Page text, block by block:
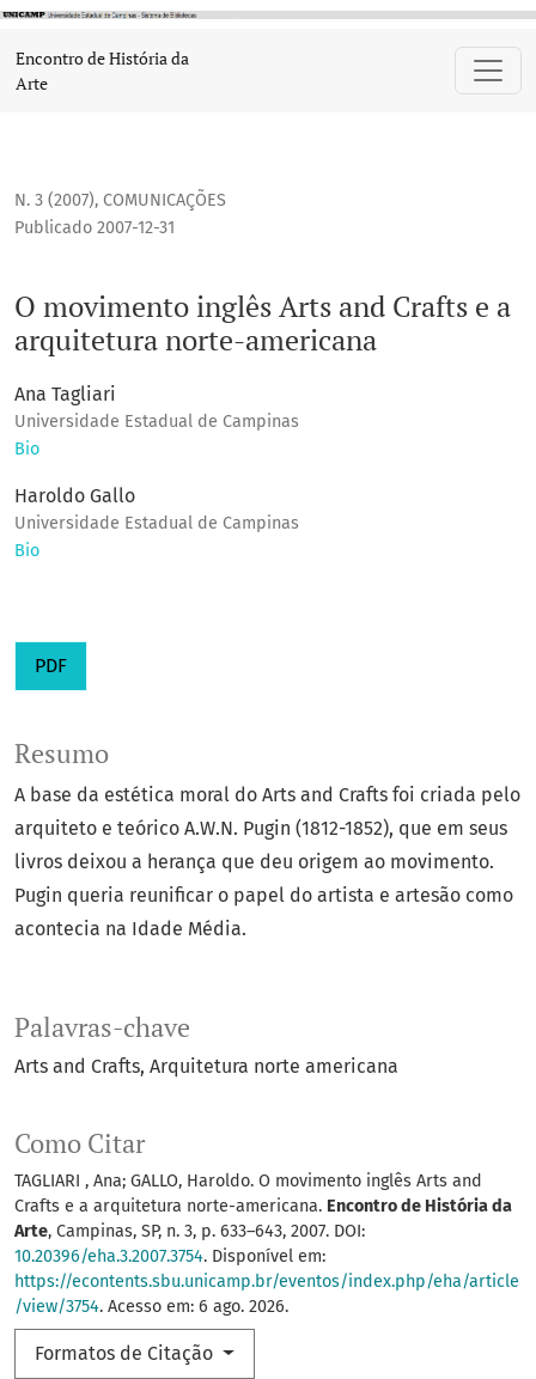
O movimento inglês Arts and Crafts e a arquitetura norte-
Encontro de História da
Arte
N. 3 (2007), COMUNICAÇÕES
O movimento inglês Arts and Crafts e a
arquitetura norte-americana
Publicado 2007-12-31
Ana Tagliari
Universidade Estadual de Campinas
Bio
Haroldo Gallo
Universidade Estadual de Campinas
Bio
PDF
Palavras-chave
Arts and Crafts Arquitetura norte americana
Como Citar
TAGLIARI , Ana; GALLO, Haroldo. O movimento inglês Arts and
Crafts e a arquitetura norte-americana. Encontro de História da
Arte, Campinas, SP, n. 3, p. 633–643, 2007. DOI:
10.20396/eha.3.2007.3754. Disponível em:
https://econtents.sbu.unicamp.br/eventos/index.php/eha/article
/view/3754. Acesso em: 6 ago. 2026.
Formatos de Citação
Resumo
A base da estética moral do Arts and Crafts foi criada pelo
arquiteto e teórico A.W.N. Pugin (1812-1852), que em seus
livros deixou a herança que deu origem ao movimento.
Pugin queria reunificar o papel do artista e artesão como
acontecia na Idade Média.